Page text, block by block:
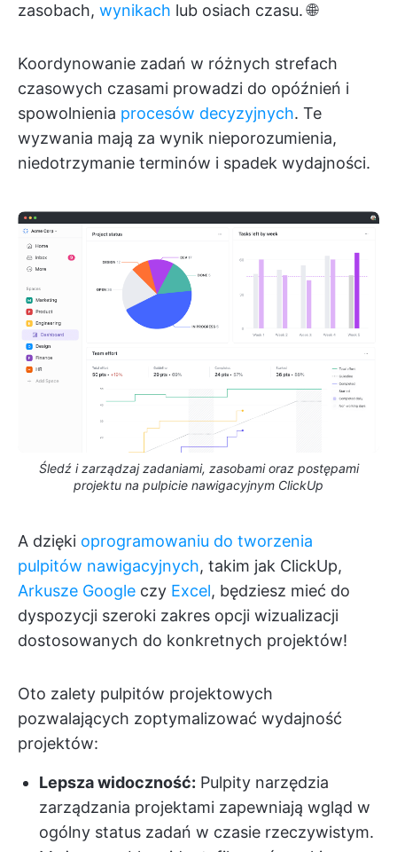
zasobach, wynikach lub osiach czasu. 🌐
Koordynowanie zadań w różnych strefach
czasowych czasami prowadzi do opóźnień i
spowolnienia procesów decyzyjnych. Te
wyzwania mają za wynik nieporozumienia,
niedotrzymanie terminów i spadek wydajności.
Śledź i zarządzaj zadaniami, zasobami oraz postępami
projektu na pulpicie nawigacyjnym ClickUp
A dzięki oprogramowaniu do tworzenia
pulpitów nawigacyjnych, takim jak ClickUp,
Arkusze Google czy Excel, będziesz mieć do
dyspozycji szeroki zakres opcji wizualizacji
dostosowanych do konkretnych projektów!
Oto zalety pulpitów projektowych
pozwalających zoptymalizować wydajność
projektów:
Lepsza widoczność: Pulpity narzędzia
zarządzania projektami zapewniają wgląd w
ogólny status zadań w czasie rzeczywistym.